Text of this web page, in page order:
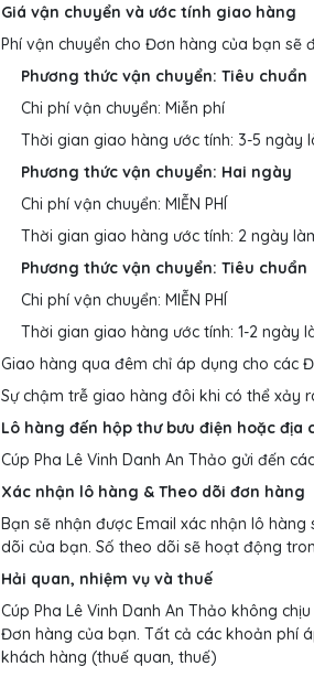
Giá vận chuyển và ước tính giao hàng
Phí vận chuyển cho Đơn hàng của bạn sẽ
Phương thức vận chuyển: Tiêu chuẩn
Chi phí vận chuyển: Miễn phí
Thời gian giao hàng ước tính: 3-5 ngày
Phương thức vận chuyển: Hai ngày
Chi phí vận chuyển: MIỄN PHÍ
Thời gian giao hàng ước tính: 2 ngày
Phương thức vận chuyển: Tiêu chuẩn
Chi phí vận chuyển: MIỄN PHÍ
Thời gian giao hàng ước tính: 1-2 ngày
Giao hàng qua đêm chỉ áp dụng cho các
Sự chậm trễ giao hàng đôi khi có thể xảy
Lô hàng đến hộp thư bưu điện hoặc địa
Cúp Pha Lê Vinh Danh An Thảo gửi đến
Xác nhận lô hàng & Theo dõi đơn hàng
Bạn sẽ nhận được Email xác nhận lô
dõi của bạn. Số theo dõi sẽ hoạt động
Hải quan, nhiệm vụ và thuế
Cúp Pha Lê Vinh Danh An Thảo không
Đơn hàng của bạn. Tất cả các khoản phí
khách hàng (thuế quan, thuế)